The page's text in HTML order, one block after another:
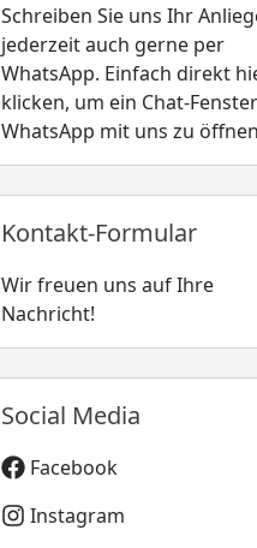
Schreiben Sie uns Ihr
jederzeit auch gerne per
WhatsApp. Einfach direkt
klicken, um ein Chat-
WhatsApp mit uns zu
Kontakt-Formular
Wir freuen uns auf Ihre
Nachricht!
Social Media
Facebook
Instagram